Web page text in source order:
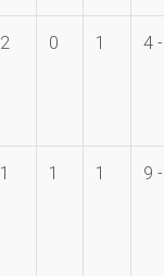
2 0 1 4
1 1 1 9